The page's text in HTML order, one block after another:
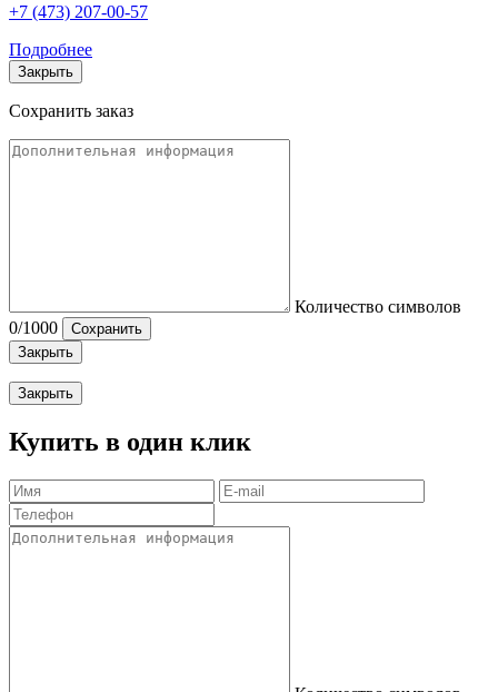
+7 (473) 207-00-57
Подробнее
Закрыть
Сохранить заказ
Количество символов
0/1000
Сохранить
Закрыть
Закрыть
Купить в один клик